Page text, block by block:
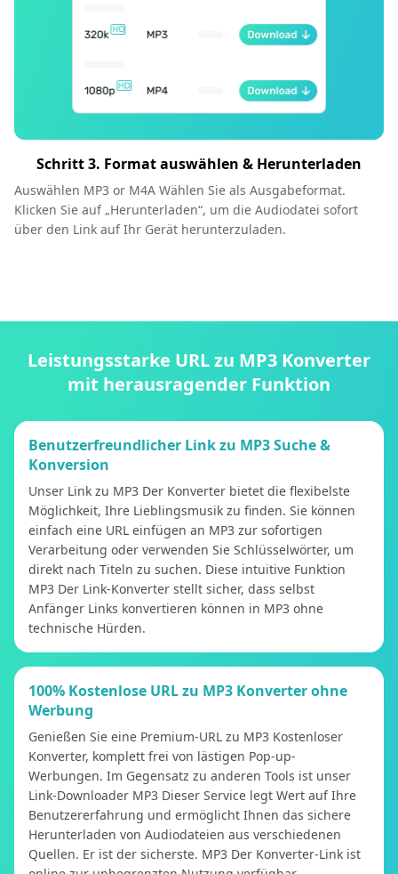
Schritt 3. Format auswählen & Herunterladen
Auswählen MP3 or M4A Wählen Sie als Ausgabeformat.
Klicken Sie auf „Herunterladen“, um die Audiodatei sofort
über den Link auf Ihr Gerät herunterzuladen.
Leistungsstarke URL zu MP3 Konverter
mit herausragender Funktion
Benutzerfreundlicher Link zu MP3 Suche &
Konversion
Unser Link zu MP3 Der Konverter bietet die flexibelste
Möglichkeit, Ihre Lieblingsmusik zu finden. Sie können
einfach eine URL einfügen an MP3 zur sofortigen
Verarbeitung oder verwenden Sie Schlüsselwörter, um
direkt nach Titeln zu suchen. Diese intuitive Funktion
MP3 Der Link-Konverter stellt sicher, dass selbst
Anfänger Links konvertieren können in MP3 ohne
technische Hürden.
100% Kostenlose URL zu MP3 Konverter ohne
Werbung
Genießen Sie eine Premium-URL zu MP3 Kostenloser
Konverter, komplett frei von lästigen Pop-up-
Werbungen. Im Gegensatz zu anderen Tools ist unser
Link-Downloader MP3 Dieser Service legt Wert auf Ihre
Benutzererfahrung und ermöglicht Ihnen das sichere
Herunterladen von Audiodateien aus verschiedenen
Quellen. Er ist der sicherste. MP3 Der Konverter-Link ist